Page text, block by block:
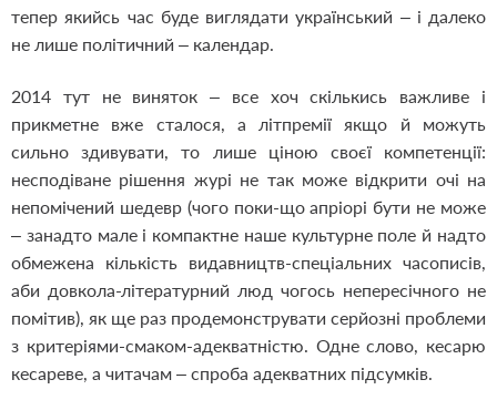
тепер якийсь час буде виглядати український – і далеко
не лише політичний – календар.
2014 тут не виняток – все хоч скількись важливе і
прикметне вже сталося, а літпремії якщо й можуть
сильно здивувати, то лише ціною своєї компетенції:
несподіване рішення журі не так може відкрити очі на
непомічений шедевр (чого поки-що апріорі бути не може
– занадто мале і компактне наше культурне поле й надто
обмежена кількість видавництв-спеціальних часописів,
аби довкола-літературний люд чогось непересічного не
помітив), як ще раз продемонструвати серйозні проблеми
з критеріями-смаком-адекватністю. Одне слово, кесарю
кесареве, а читачам – спроба адекватних підсумків.